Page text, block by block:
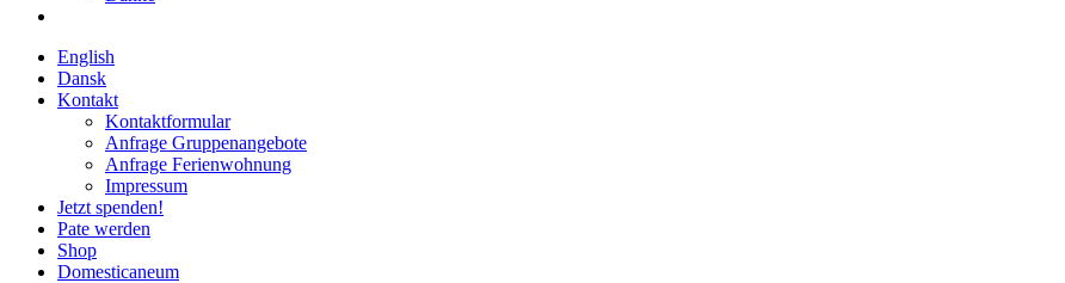
English
Dansk
Kontakt
Kontaktformular
Anfrage Gruppenangebote
Anfrage Ferienwohnung
Impressum
Jetzt spenden!
Pate werden
Shop
Domesticaneum